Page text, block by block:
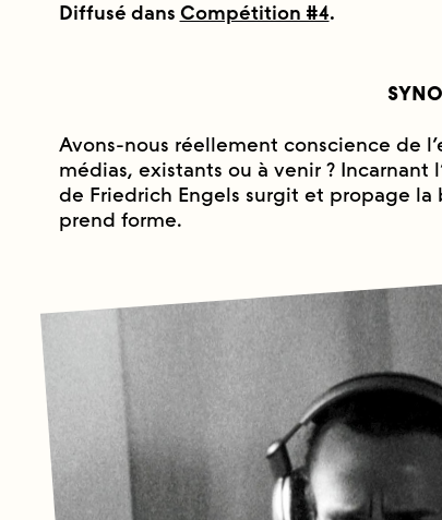
Diffusé dans Compétition #4.
Avons-nous réellement conscience de
médias, existants ou à venir ?
de Friedrich Engels surgit et propage
prend forme.